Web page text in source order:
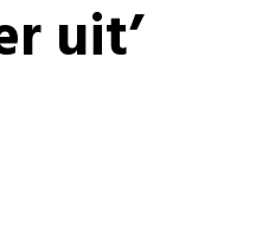
uit’